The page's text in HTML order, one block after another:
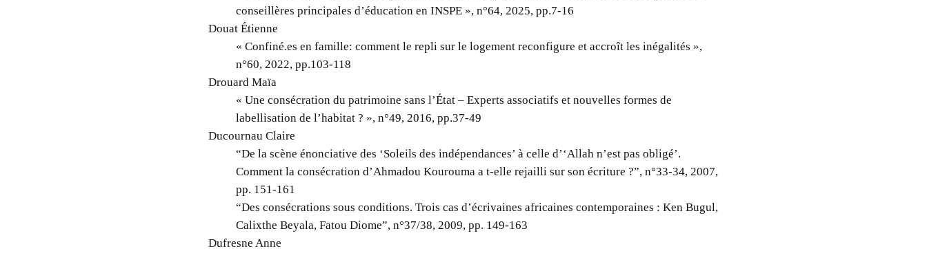
conseillères principales d’éducation en INSPE », n°64, 2025, pp.7-16
Douat Étienne
« Confiné.es en famille: comment le repli sur le logement reconfigure et accroît les inégalités »,
n°60, 2022, pp.103-118
Drouard Maïa
« Une consécration du patrimoine sans l’État – Experts associatifs et nouvelles formes de
labellisation de l’habitat ? », n°49, 2016, pp.37-49
Ducournau Claire
“De la scène énonciative des ‘Soleils des indépendances’ à celle d’‘Allah n’est pas obligé’.
Comment la consécration d’Ahmadou Kourouma a t-elle rejailli sur son écriture ?”, n°33-34, 2007,
pp. 151-161
“Des consécrations sous conditions. Trois cas d’écrivaines africaines contemporaines : Ken Bugul,
Calixthe Beyala, Fatou Diome”, n°37/38, 2009, pp. 149-163
Dufresne Anne